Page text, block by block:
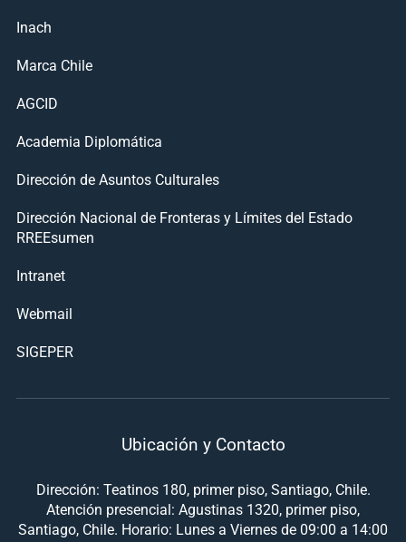
Inach
Marca Chile
AGCID
Academia Diplomática
Dirección de Asuntos Culturales
Dirección Nacional de Fronteras y Límites del Estado
RREEsumen
Intranet
Webmail
SIGEPER
Ubicación y Contacto
Dirección: Teatinos 180, primer piso, Santiago, Chile.
Atención presencial: Agustinas 1320, primer piso,
Santiago, Chile. Horario: Lunes a Viernes de 09:00 a 14:00